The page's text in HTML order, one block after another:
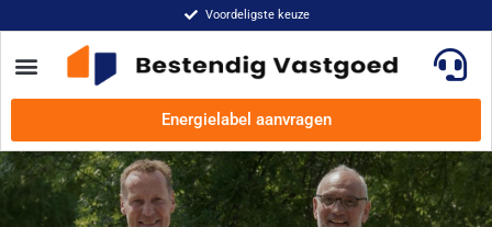
Voordeligste keuze
Energielabel aanvragen